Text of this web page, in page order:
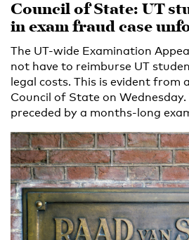
Council of State: UT
in exam fraud case
The UT-wide Examination
not have to reimburse UT
legal costs. This is evident from
Council of State on
preceded by a months-long